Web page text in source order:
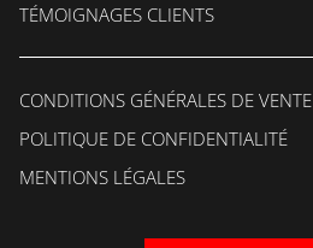
TÉMOIGNAGES CLIENTS
CONDITIONS GÉNÉRALES DE VENTE
POLITIQUE DE CONFIDENTIALITÉ
MENTIONS LÉGALES